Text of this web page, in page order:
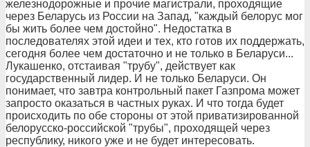
железнодорожные и прочие магистрали, проходящие
через Беларусь из России на Запад, "каждый белорус мог
бы жить более чем достойно". Недостатка в
последователях этой идеи и тех, кто готов их поддержать,
сегодня более чем достаточно и не только в Беларуси...
Лукашенко, отстаивая "трубу", действует как
государственный лидер. И не только Беларуси. Он
понимает, что завтра контрольный пакет Газпрома может
запросто оказаться в частных руках. И что тогда будет
происходить по обе стороны от этой приватизированной
белорусско-российской "трубы", проходящей через
республику, никого уже и не будет интересовать.